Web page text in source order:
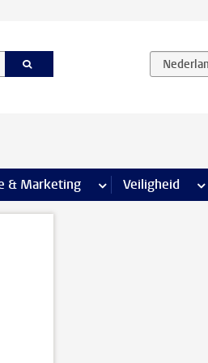
& Marketing meerVeiligheid